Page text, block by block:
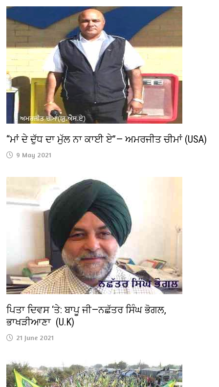
“ਮਾਂ ਦੇ ਦੁੱਧ ਦਾ ਮੁੱਲ ਨਾ ਕਾਈ ਏ”— ਅਮਰਜੀਤ ਚੀਮਾਂ (USA)
9 May 2021
ਪਿਤਾ ਦਿਵਸ ‘ਤੇ: ਬਾਪੂ ਜੀ—ਨਛੱਤਰ ਸਿੰਘ ਭੋਗਲ,
ਭਾਖੜੀਆਣਾ (U.K)
21 June 2021